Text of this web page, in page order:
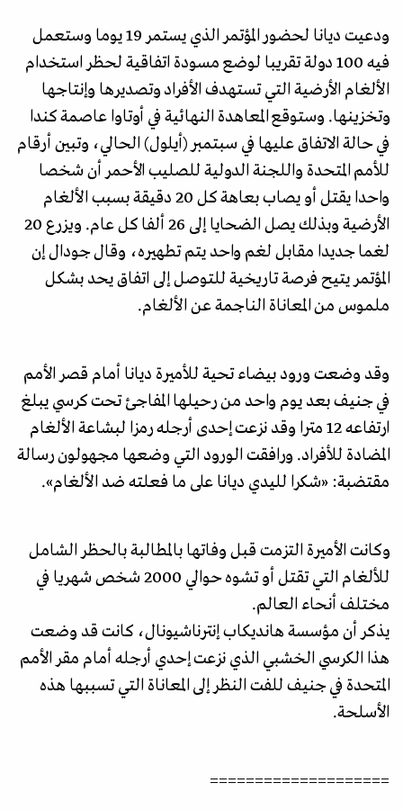
ودعيت ديانا لحضور المؤتمر الذي يستمر 19 يوما وستعمل
فيه 100 دولة تقريبا لوضع مسودة اتفاقية لحظر استخدام
الألغام الأرضية التي تستهدف الأفراد وتصديرها وإنتاجها
وتخزينها. وستوقع المعاهدة النهائية في أوتاوا عاصمة كندا
في حالة الاتفاق عليها في سبتمبر (أيلول) الحالي، وتبين أرقام
للأمم المتحدة واللجنة الدولية للصليب الأحمر أن شخصا
واحدا يقتل أو يصاب بعاهة كل 20 دقيقة بسبب الألغام
الأرضية وبذلك يصل الضحايا إلى 26 ألفا كل عام. ويزرع 20
لغما جديدا مقابل لغم واحد يتم تطهيره، وقال جودال إن
المؤتمر يتيح فرصة تاريخية للتوصل إلى اتفاق يحد بشكل
ملموس من المعاناة الناجمة عن الألغام.
وقد وضعت ورود بيضاء تحية للأميرة ديانا أمام قصر الأمم
في جنيف بعد يوم واحد من رحيلها المفاجئ تحت كرسي يبلغ
ارتفاعه 12 مترا وقد نزعت إحدى أرجله رمزا لبشاعة الألغام
المضادة للأفراد. ورافقت الورود التي وضعها مجهولون رسالة
مقتضبة: «شكرا لليدي ديانا على ما فعلته ضد الألغام».
وكانت الأميرة التزمت قبل وفاتها بالمطالبة بالحظر الشامل
للألغام التي تقتل أو تشوه حوالي 2000 شخص شهريا في
مختلف أنحاء العالم.
يذكر أن مؤسسة هانديكاب إنترناشيونال، كانت قد وضعت
هذا الكرسي الخشبي الذي نزعت إحدي أرجله أمام مقر الأمم
المتحدة في جنيف للفت النظر إلى المعاناة التي تسببها هذه
الأسلحة.
====================